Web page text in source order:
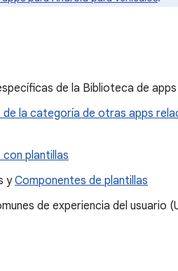
de la Biblioteca de
la categoría de otras apps
plantillas
yComponentes de plantillas
de experiencia del usuario